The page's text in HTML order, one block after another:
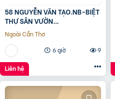
58 NGUYỄN VĂN TẠO.NB-BIỆT
THỰ SÂN VƯỜN
260M2[11x24M]-12.8 TỶ
Ngoài Cần Thơ
6 giờ
9
Liên hệ